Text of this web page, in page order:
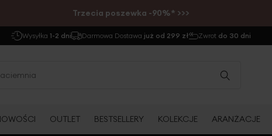
Trzecia poszewka -90%* >>>
Wysyłka 1-2 dni Darmowa Dostawa już od 299 zł Zwrot do 30 dni
OUTLET BESTSELLERY KOLEKCJE ARANŻACJE